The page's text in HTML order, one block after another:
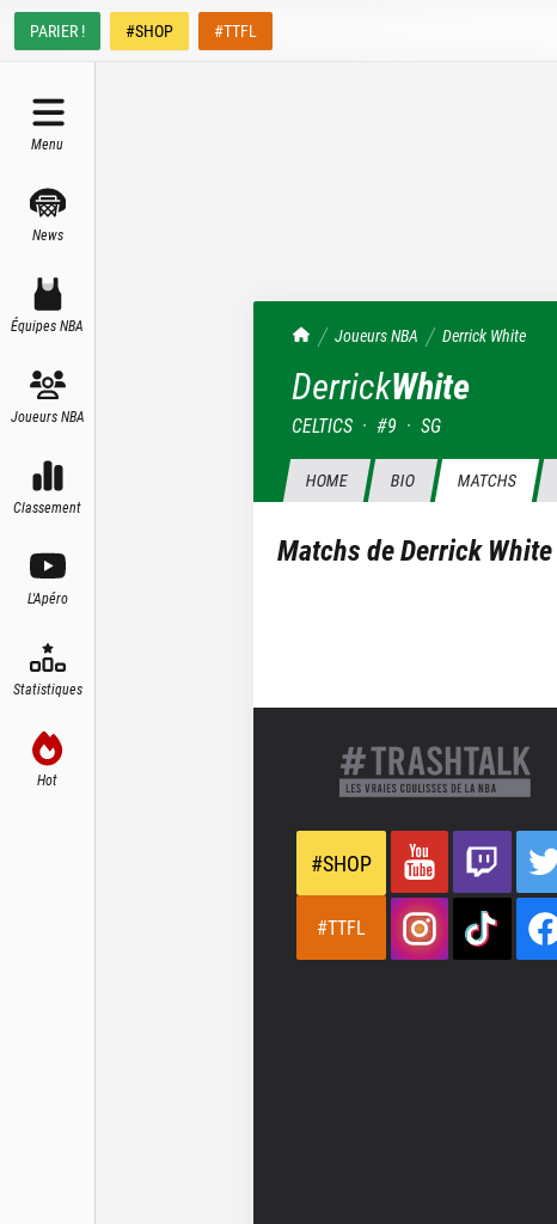
PARIER ! #SHOP #TTFL
Menu
News
Équipes NBA
Joueurs NBA
Classement
L'Apéro
Statistiques
Hot
TrashTalk Actu NBA
Joueurs NBA Derrick White
DerrickWhite
CELTICS · #9 · SG
HOME BIO MATCHS
Matchs deDerrick White
#SHOP
#TTFL